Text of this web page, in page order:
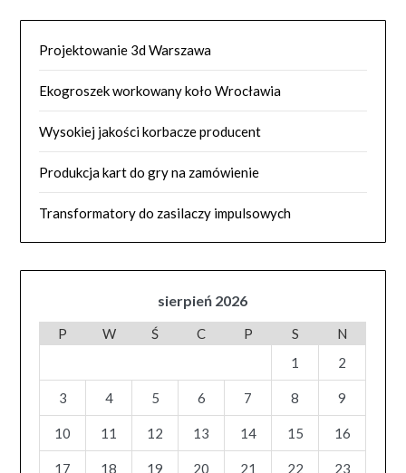
Projektowanie 3d Warszawa
Ekogroszek workowany koło Wrocławia
Wysokiej jakości korbacze producent
Produkcja kart do gry na zamówienie
Transformatory do zasilaczy impulsowych
sierpień 2026
P W Ś C P S
N
1
2
3 4 5 6 7 8 9
10 11 12 13 14 15 16
17 18 19 20 21 22 23